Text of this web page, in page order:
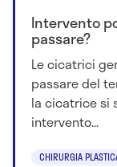
Intervento
passare?
Le cicatrici
passare del
la cicatrice si
intervento...
CHIRURGIA